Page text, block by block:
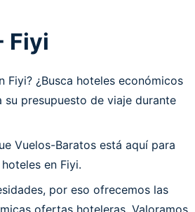
Fiyi
Fiyi? ¿Busca hoteles económicos
su presupuesto de viaje durante
Vuelos-Baratos está aquí para
en Fiyi.
por eso ofrecemos las
ofertas hoteleras. Valoramos